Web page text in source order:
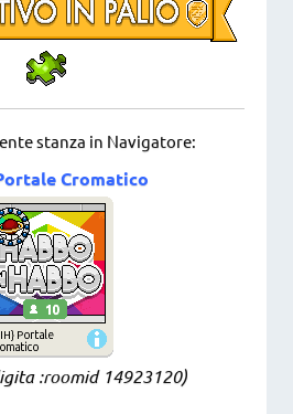
stanza in Navigatore:
Cromatico
:roomid 14923120)